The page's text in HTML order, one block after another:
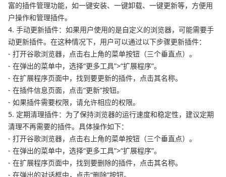
富的插件管理功能，如一键安装、一键卸载、一键更新等，方便用
户操作和管理插件。
4. 手动更新插件：如果用户使用的是自定义的浏览器，可能需要手
动更新插件。在这种情况下，用户可以通过以下步骤更新插件：
- 打开谷歌浏览器，点击右上角的菜单按钮（三个垂直点）。
- 在弹出的菜单中，选择“更多工具”>“扩展程序”。
- 在扩展程序页面中，找到要更新的插件，点击其名称。
- 在插件信息页面，点击“更新”按钮。
- 如果插件需要权限，请允许相应的权限。
5. 定期清理插件：为了保持浏览器的运行速度和稳定性，建议定期
清理不再需要的插件。具体操作如下：
- 打开谷歌浏览器，点击右上角的菜单按钮（三个垂直点）。
- 在弹出的菜单中，选择“更多工具”>“扩展程序”。
- 在扩展程序页面中，找到要删除的插件，点击其名称。
- 在弹出的对话框中，点击“删除”按钮。